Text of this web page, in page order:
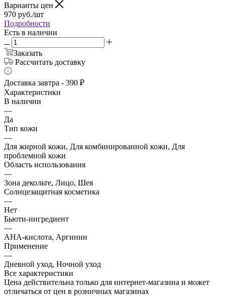
Варианты цен
970 руб./шт
Подробности
Есть в наличии
Заказать
Рассчитать доставку
Доставка завтра - 390 ₽
Характеристики
В наличии
—
Да
Тип кожи
—
Для жирной кожи, Для комбинированной кожи, Для
проблемной кожи
Область использования
—
Зона декольте, Лицо, Шея
Солнцезащитная косметика
—
Нет
Бьюти-ингредиент
—
AHA-кислота, Аргинин
Применение
—
Дневной уход, Ночной уход
Все характеристики
Цена действительна только для интернет-магазина и может
отличаться от цен в розничных магазинах